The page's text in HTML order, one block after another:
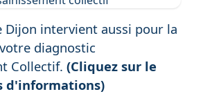
Dijon intervient aussi pour la
diagnostic
Collectif. (Cliquez sur le
d'informations)